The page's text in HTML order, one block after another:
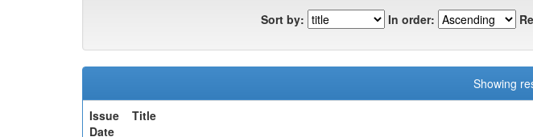
Sort by: In order:
Showing
Issue
Date
Title